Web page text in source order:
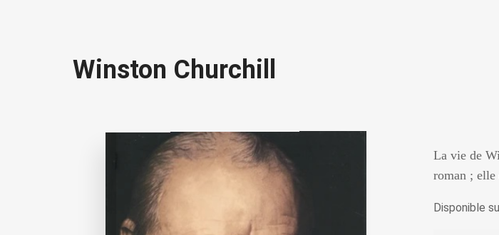
Winston Churchill
La vie de
roman ;
Disponible